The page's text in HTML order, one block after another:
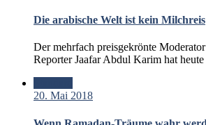
Die arabische Welt ist kein Milchreis
Der mehrfach preisgekrönte
Reporter Jaafar Abdul Karim hat
20. Mai 2018